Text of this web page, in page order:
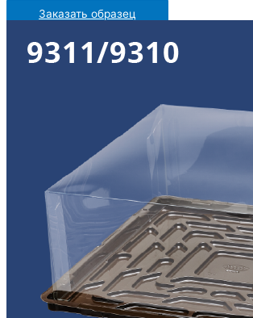
Заказать образец